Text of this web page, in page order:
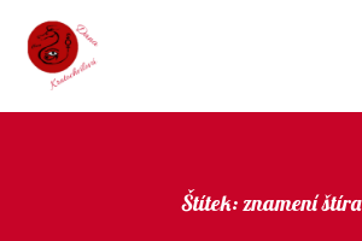
Štítek: znamení štíra